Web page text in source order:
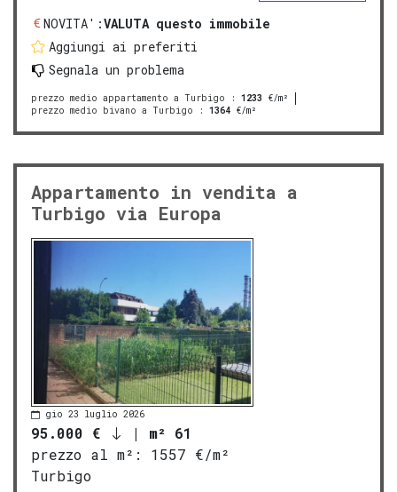
NOVITA':VALUTA questo immobile
Aggiungi ai preferiti
Segnala un problema
prezzo medio appartamento a Turbigo : 1233 €/m²
prezzo medio bivano a Turbigo : 1364 €/m²
Appartamento in vendita a
Turbigo via Europa
gio 23 luglio 2026
95.000 € | m² 61
prezzo al m²:
1557 €/m²
Turbigo